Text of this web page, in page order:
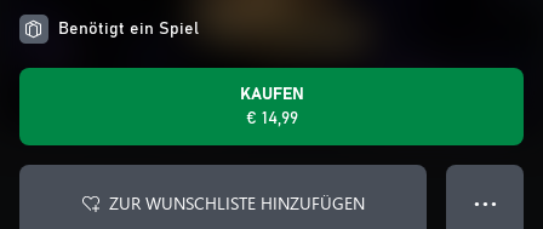
Benötigt ein Spiel
KAUFEN
€ 14,99
ZUR WUNSCHLISTE HINZUFÜGEN ● ● ●